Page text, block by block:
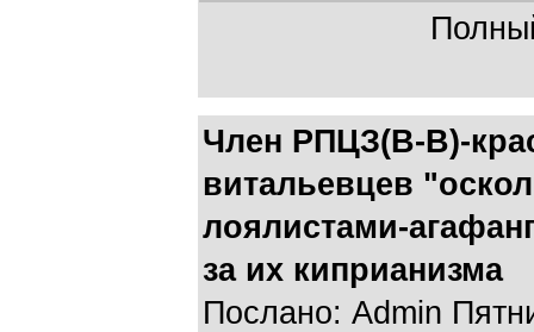
Член РПЦЗ(В-В)-
витальевцев
лоялистами-
за их киприанизма
Послано: Admin